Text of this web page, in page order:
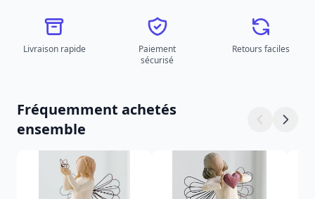
Livraison rapide
Paiement
sécurisé
Retours faciles
Fréquemment achetés
ensemble